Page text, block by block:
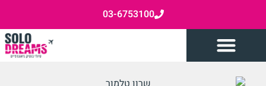
03-6753100